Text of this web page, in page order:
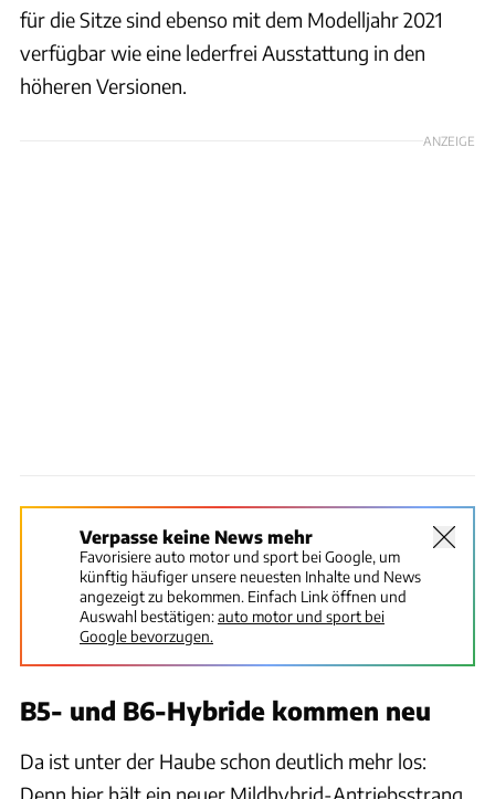
für die Sitze sind ebenso mit dem Modelljahr 2021
verfügbar wie eine lederfrei Ausstattung in den
höheren Versionen.
ANZEIGE
Verpasse keine News mehr
Favorisiere auto motor und sport bei Google, um
künftig häufiger unsere neuesten Inhalte und News
angezeigt zu bekommen. Einfach Link öffnen und
Auswahl bestätigen:auto motor und sport bei
Google bevorzugen.
B5- und B6-Hybride kommen neu
Da ist unter der Haube schon deutlich mehr los:
Denn hier hält ein neuer Mildhybrid-Antriebsstrang